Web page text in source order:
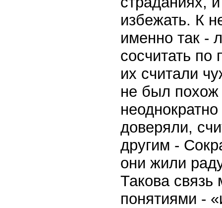
избежать. К
именно так -
сосчитать
их считали
не был
доверяли,
другим -
они жили
Такова
понятиями -